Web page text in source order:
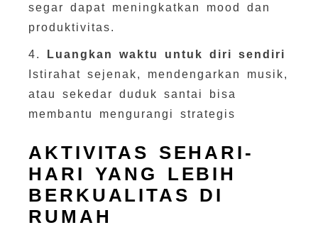
segar dapat meningkatkan mood dan
produktivitas.
4.
Luangkan waktu untuk diri sendiri
Istirahat sejenak, mendengarkan musik,
atau sekedar duduk santai bisa
membantu mengurangi strategis
AKTIVITAS SEHARI-
HARI YANG LEBIH
BERKUALITAS DI
RUMAH